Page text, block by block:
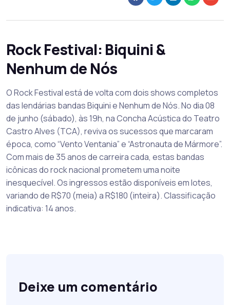
Rock Festival: Biquini &
Nenhum de Nós
O Rock Festival está de volta com dois shows completos
das lendárias bandas Biquini e Nenhum de Nós. No dia 08
de junho (sábado), às 19h, na Concha Acústica do Teatro
Castro Alves (TCA), reviva os sucessos que marcaram
época, como “Vento Ventania” e “Astronauta de Mármore”.
Com mais de 35 anos de carreira cada, estas bandas
icônicas do rock nacional prometem uma noite
inesquecível. Os ingressos estão disponíveis em lotes,
variando de R$70 (meia) a R$180 (inteira). Classificação
indicativa: 14 anos.
Deixe um comentário